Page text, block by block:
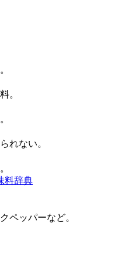
。
れない。
料辞典
ペッパーなど。